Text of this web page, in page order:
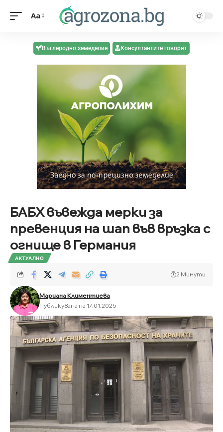
Aa
Въглеродно земеделие Консултантите говорят
БАБХ въвежда мерки за
превенция на шап във връзка с
огнище в Германия
АКТУАЛНО
Мариана Климентиева
Публикувана на 17.01.2025
2 Минути